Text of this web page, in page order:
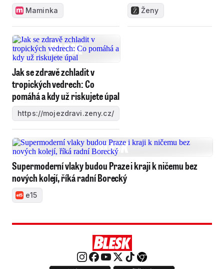
Maminka Ženy
Jak se zdravě zchladit v
tropických vedrech: Co
pomáhá a kdy už riskujete úpal
https://mojezdravi.zeny.cz/
Supermoderní vlaky budou Praze i kraji k ničemu bez
nových kolejí, říká radní Borecký
e15